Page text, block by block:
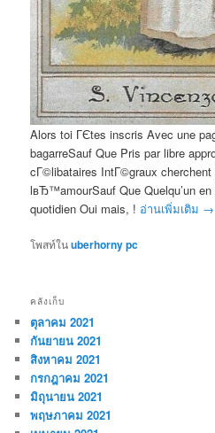
Alors toi ГЄtes inscris Avec une
bagarreSauf Que Pris par libre
cГ©libataires IntГ©graux cherchent
lвЂ™amourSauf Que Quelqu’un
quotidien Oui mais, ! อ่านเพิ่มเติม →
โพสท์ในuberhorny pc
คลังเก็บ
ตุลาคม 2021
กันยายน 2021
สิงหาคม 2021
กรกฎาคม 2021
มิถุนายน 2021
พฤษภาคม 2021